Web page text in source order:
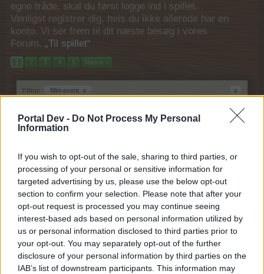
Portal Dev - Do Not Process My Personal
Information
If you wish to opt-out of the sale, sharing to third parties, or
processing of your personal or sensitive information for
targeted advertising by us, please use the below opt-out
section to confirm your selection. Please note that after your
opt-out request is processed you may continue seeing
interest-based ads based on personal information utilized by
us or personal information disclosed to third parties prior to
your opt-out. You may separately opt-out of the further
disclosure of your personal information by third parties on the
IAB’s list of downstream participants. This information may
egne tråde, skal du først logge ind i spillet.
Venligst registrer dig, hvis du ikke allerede har en
konto. Vi ser frem til dit næste besøg i vores
Forum. „Til spillet“
1 2 3 4 5 Næste >
Filtre: Mini event x x
Sidste besked
Mini event Æglingedage påske tilbud
Mini event Værktøjskasse dag
MOD-Ara
Svar:
0 27 April 2026
Mini event Værktøjs' galskab (2026)
MOD-Ara
Svar:
27 April 2026
Mini event Varme sommertilbud (2026)
MOD-Ara
Svar:
0 30 Maj 2026
Mini event Valentinsdag kalender (2026)
MOD-Ara